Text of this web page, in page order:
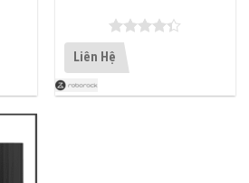
Được xếp
hạng
5 sao
Liên Hệ